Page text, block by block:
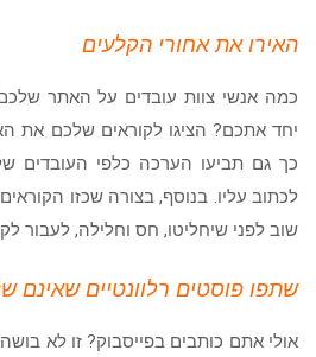
האירו את אחורי הקלעים
כמה אנשי צוות עובדים על האתר
יחד אתכם? הציגו לקוראים שלכם את
כך גם תביעו הערכה כלפי העובדים
לכתוב עליו. בנוסף, בצורה שכזו
שוב לפני שיחליטו, חס וחלילה, לעבור
שתפו פוסטים רלוונטיים שאינם
אולי אתם כותבים בפייסבוק? זו לא